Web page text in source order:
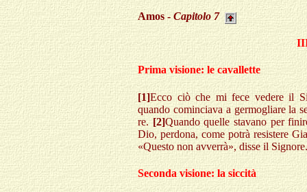
Amos -Capitolo7
Prima visione: le cavallette
[1]Ecco ciò che mi fece vedere il
quando cominciava a germogliare la
re.[2]Quando quelle stavano per
Dio, perdona, come potrà resistere
«Questo non avverrà», disse il Signore.
Seconda visione: la siccità